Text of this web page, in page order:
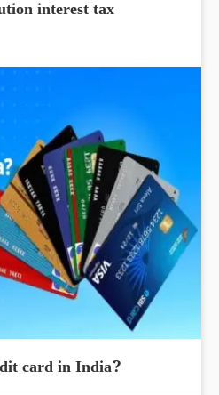
interest tax
card in India?